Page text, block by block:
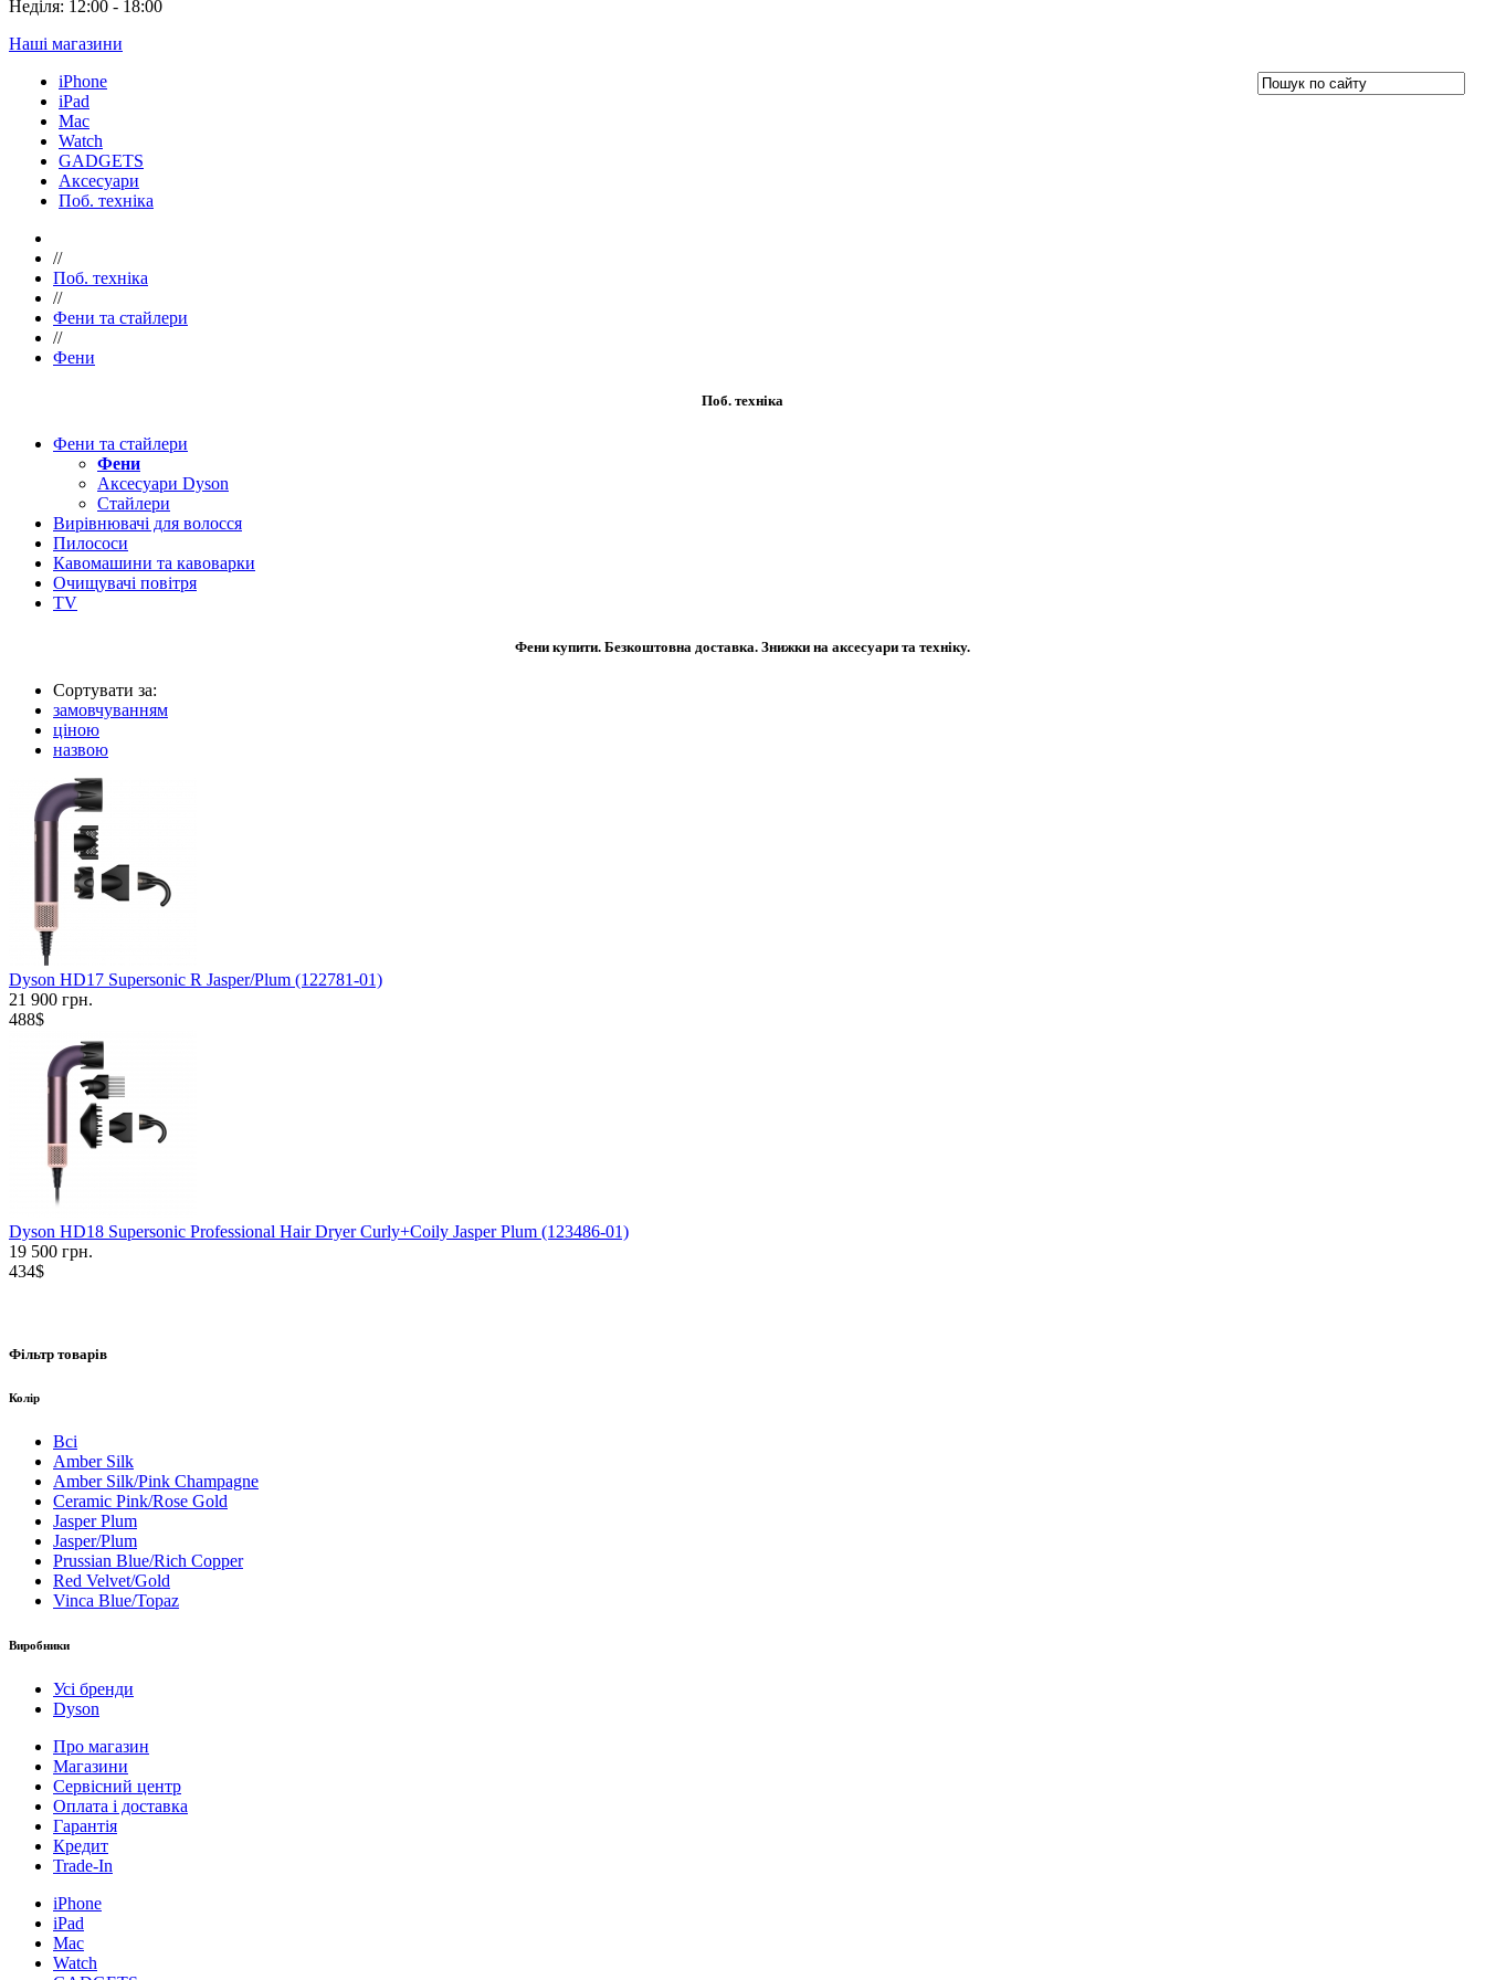
Неділя: 12:00 - 18:00
Наші магазини
iPhone
iPad
Mac
Watch
GADGETS
Аксесуари
Поб. техніка
//
Поб. техніка
//
Фени та стайлери
//
Фени
Поб. техніка
Фени та стайлери
Фени
Аксесуари Dyson
Стайлери
Вирівнювачі для волосся
Пилососи
Кавомашини та кавоварки
Очищувачі повітря
TV
Фени купити. Безкоштовна доставка. Знижки на аксесуари та техніку.
Сортувати за:
замовчуванням
ціною
назвою
Dyson HD17 Supersonic R Jasper/Plum (122781-01)
21 900 грн.
488$
Dyson HD18 Supersonic Professional Hair Dryer Curly+Coily Jasper Plum (123486-01)
19 500 грн.
434$
Фільтр товарів
Колір
Всі
Amber Silk
Amber Silk/Pink Champagne
Ceramic Pink/Rose Gold
Jasper Plum
Jasper/Plum
Prussian Blue/Rich Copper
Red Velvet/Gold
Vinca Blue/Topaz
Виробники
Усі бренди
Dyson
Про магазин
Магазини
Сервісний центр
Оплата і доставка
Гарантія
Кредит
Trade-In
iPhone
iPad
Mac
Watch